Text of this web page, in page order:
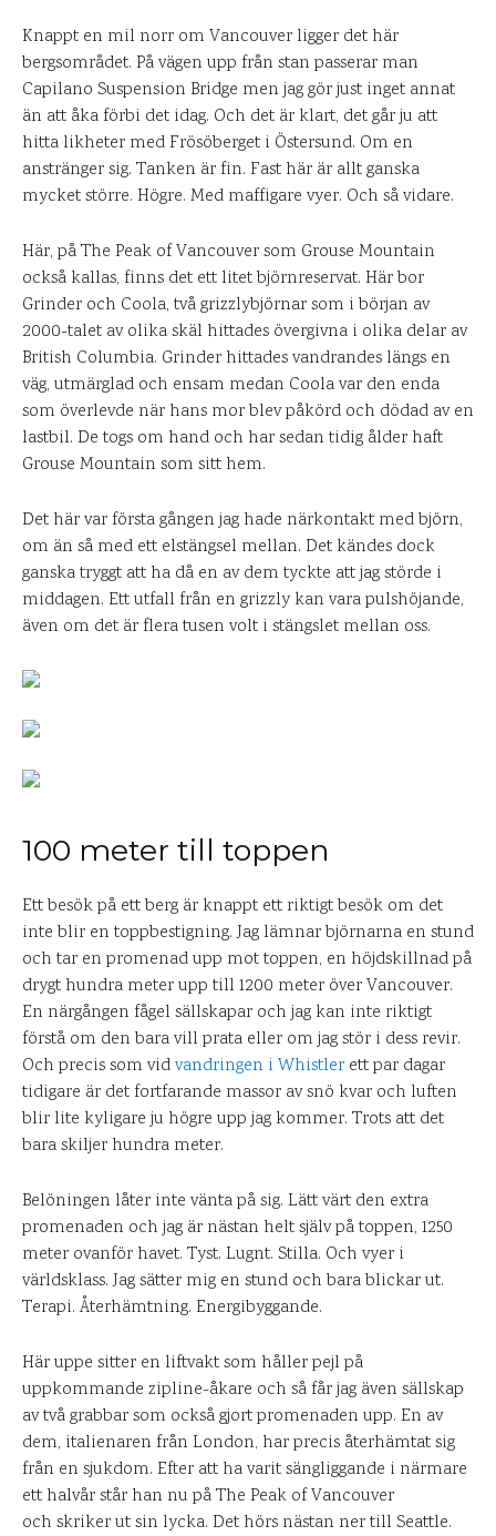
Knappt en mil norr om Vancouver ligger det här
bergsområdet. På vägen upp från stan passerar man
Capilano Suspension Bridge men jag gör just inget annat
än att åka förbi det idag. Och det är klart, det går ju att
hitta likheter med Frösöberget i Östersund. Om en
anstränger sig. Tanken är fin. Fast här är allt ganska
mycket större. Högre. Med maffigare vyer. Och så vidare.
Här, på The Peak of Vancouver som Grouse Mountain
också kallas, finns det ett litet björnreservat. Här bor
Grinder och Coola, två grizzlybjörnar som i början av
2000-talet av olika skäl hittades övergivna i olika delar av
British Columbia. Grinder hittades vandrandes längs en
väg, utmärglad och ensam medan Coola var den enda
som överlevde när hans mor blev påkörd och dödad av en
lastbil. De togs om hand och har sedan tidig ålder haft
Grouse Mountain som sitt hem.
Det här var första gången jag hade närkontakt med björn,
om än så med ett elstängsel mellan. Det kändes dock
ganska tryggt att ha då en av dem tyckte att jag störde i
middagen. Ett utfall från en grizzly kan vara pulshöjande,
även om det är flera tusen volt i stängslet mellan oss.
100 meter till toppen
Ett besök på ett berg är knappt ett riktigt besök om det
inte blir en toppbestigning. Jag lämnar björnarna en stund
och tar en promenad upp mot toppen, en höjdskillnad på
drygt hundra meter upp till 1200 meter över Vancouver.
En närgången fågel sällskapar och jag kan inte riktigt
förstå om den bara vill prata eller om jag stör i dess revir.
Och precis som vidvandringen i Whistler ett par dagar
tidigare är det fortfarande massor av snö kvar och luften
blir lite kyligare ju högre upp jag kommer. Trots att det
bara skiljer hundra meter.
Belöningen låter inte vänta på sig. Lätt värt den extra
promenaden och jag är nästan helt själv på toppen, 1250
meter ovanför havet. Tyst. Lugnt. Stilla. Och vyer i
världsklass. Jag sätter mig en stund och bara blickar ut.
Terapi. Återhämtning. Energibyggande.
Här uppe sitter en liftvakt som håller pejl på
uppkommande zipline-åkare och så får jag även sällskap
av två grabbar som också gjort promenaden upp. En av
dem, italienaren från London, har precis återhämtat sig
från en sjukdom. Efter att ha varit sängliggande i närmare
ett halvår står han nu på The Peak of Vancouver
och skriker ut sin lycka. Det hörs nästan ner till Seattle.